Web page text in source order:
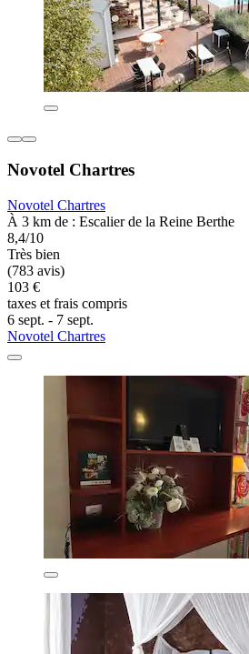
Novotel Chartres
Novotel Chartres
À 3 km de : Escalier de la Reine Berthe
8,4/10
Très bien
(783 avis)
103 €
taxes et frais compris
6 sept. - 7 sept.
Novotel Chartres